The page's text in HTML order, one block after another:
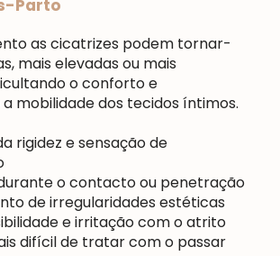
Parto
as cicatrizes podem tornar-
mais elevadas ou mais
o conforto e
mobilidade dos tecidos íntimos.
rigidez e sensação de
o contacto ou penetração
de irregularidades estéticas
e irritação com o atrito
difícil de tratar com o passar